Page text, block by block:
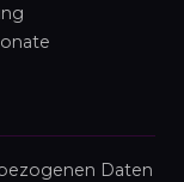
Daten